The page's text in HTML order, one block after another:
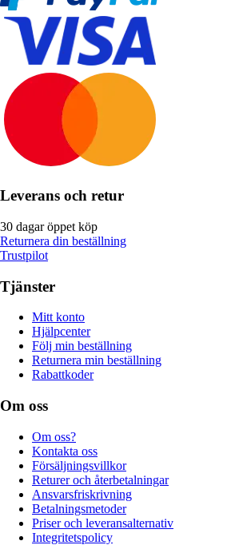
Leverans och retur
30 dagar öppet köp
Returnera din beställning
Trustpilot
Tjänster
Mitt konto
Hjälpcenter
Följ min beställning
Returnera min beställning
Rabattkoder
Om oss
Om oss?
Kontakta oss
Försäljningsvillkor
Returer och återbetalningar
Ansvarsfriskrivning
Betalningsmetoder
Priser och leveransalternativ
Integritetspolicy